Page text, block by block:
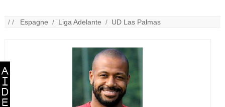
/ / Espagne / Liga Adelante / UD Las Palmas